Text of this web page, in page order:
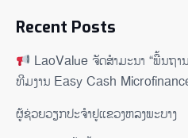
Recent Posts
LaoValue ຈັດສຳມະນາ “ພື້ນຖ
ທີມງານ Easy Cash
ຜູ້ຊ່ວຍ​ວຽກປະ​ຈຳ​ຢູ​​ແຂວງຫລງ​ພະ​ບາງ